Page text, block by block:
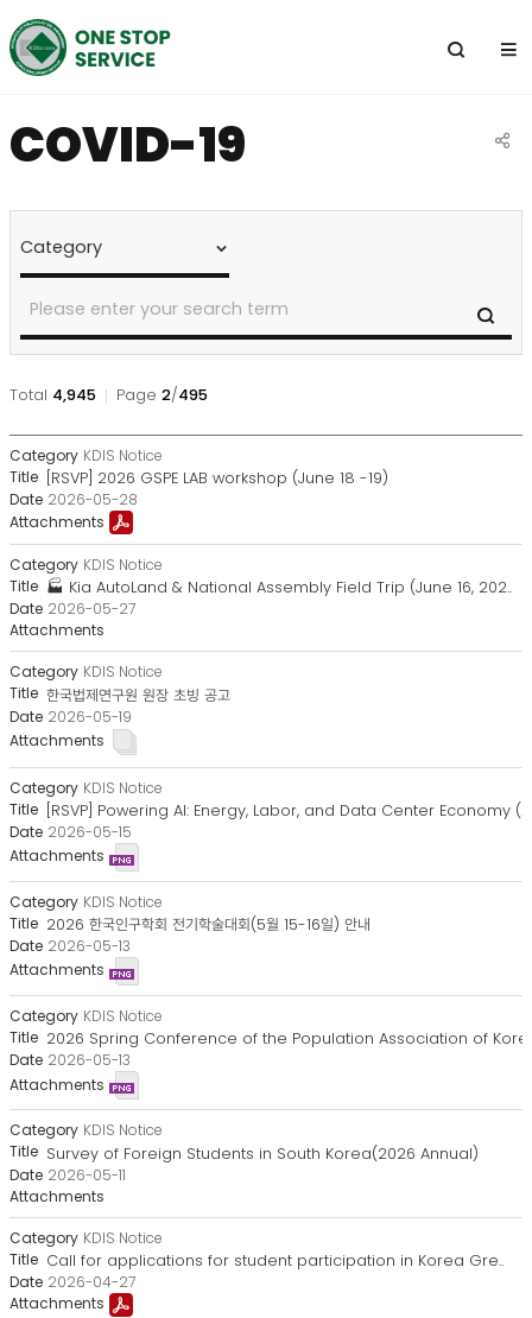
전
체
뉴
COVID-19
유
Notice
Search
Total 4,945 Page 2/495
NOTICE
&
CALENDAR
>
목
록
-
번
호,
분
류,
제
목,
성
자,
등
록
첨
부
파
일,
회
수
KDIS Notice
[RSVP] 2026 GSPE LAB workshop (June 18 -19)
2026-05-28
KDIS Notice
🏭 Kia AutoLand & National Assembly Field Trip (June 16, 202..
2026-05-27
KDIS Notice
한국법제연구원 원장 초빙 공고
2026-05-19
KDIS Notice
[RSVP] Powering AI: Energy, Labor, and Data Center Economy (..
2026-05-15
KDIS Notice
2026 한국인구학회 전기학술대회(5월 15-16일) 안내
2026-05-13
KDIS Notice
2026 Spring Conference of the Population Association of Kore..
2026-05-13
KDIS Notice
Survey of Foreign Students in South Korea(2026 Annual)
2026-05-11
KDIS Notice
Call for applications for student participation in Korea Gre..
2026-04-27